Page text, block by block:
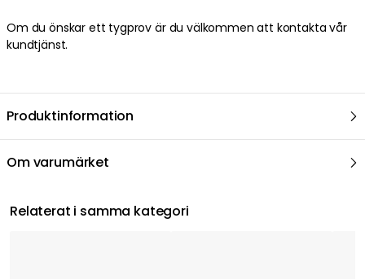
Om du önskar ett tygprov är du välkommen att kontakta vår
kundtjänst.
Produktinformation
Om varumärket
Relaterat i samma kategori